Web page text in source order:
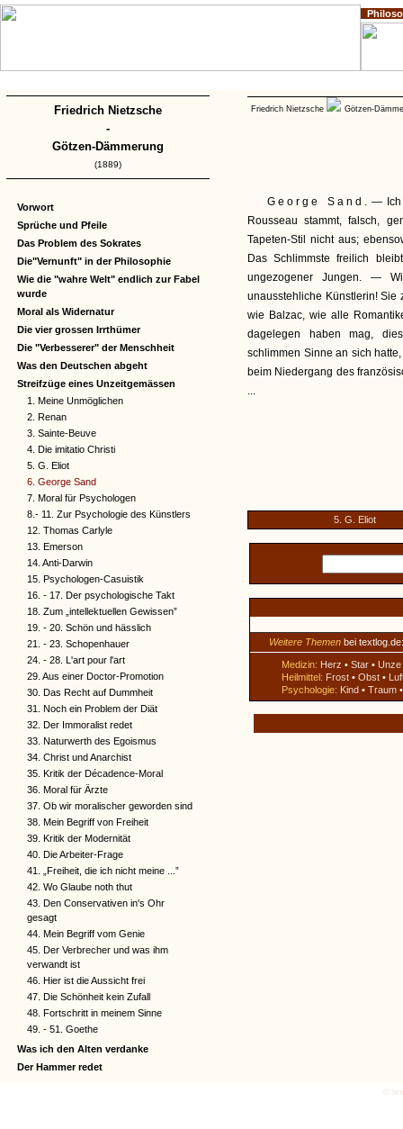
Friedrich Nietzsche
-
Götzen-Dämmerung
(1889)
Vorwort
Sprüche und Pfeile
Das Problem des Sokrates
Die"Vernunft" in der Philosophie
Wie die "wahre Welt" endlich zur Fabel
wurde
Moral als Widernatur
Die vier grossen Irrthümer
Die "Verbesserer" der Menschheit
Was den Deutschen abgeht
Streifzüge eines Unzeitgemässen
1. Meine Unmöglichen
2. Renan
3. Sainte-Beuve
4. Die imitatio Christi
5. G. Eliot
6. George Sand
7. Moral für Psychologen
8.- 11. Zur Psychologie des Künstlers
12. Thomas Carlyle
13. Emerson
14. Anti-Darwin
15. Psychologen-Casuistik
16. - 17. Der psychologische Takt
18. Zum „intellektuellen Gewissen”
19. - 20. Schön und hässlich
21. - 23. Schopenhauer
24. - 28. L'art pour l'art
29. Aus einer Doctor-Promotion
30. Das Recht auf Dummheit
31. Noch ein Problem der Diät
32. Der Immoralist redet
33. Naturwerth des Egoismus
34. Christ und Anarchist
35. Kritik der Décadence-Moral
36. Moral für Ärzte
37. Ob wir moralischer geworden sind
38. Mein Begriff von Freiheit
39. Kritik der Modernität
40. Die Arbeiter-Frage
41. „Freiheit, die ich nicht meine ...”
42. Wo Glaube noth thut
43. Den Conservativen in's Ohr
gesagt
44. Mein Begriff vom Genie
45. Der Verbrecher und was ihm
verwandt ist
46. Hier ist die Aussicht frei
47. Die Schönheit kein Zufall
48. Fortschritt in meinem Sinne
49. - 51. Goethe
Was ich den Alten verdanke
Der Hammer redet
Friedrich Nietzsche Götzen-
George Sand . — Ich
Rousseau stammt, falsch,
Tapeten-Stil nicht aus;
Das Schlimmste freilich
ungezogener Jungen. —
unausstehliche Künstlerin!
wie Balzac, wie alle
dagelegen haben mag,
schlimmen Sinne an sich
beim Niedergang des
...
5. G. Eliot
Weitere Themen bei textlog.de:
Medizin: Herz • Star • Unze
Heilmittel: Frost • Obst •
Psychologie: Kind • Traum
©